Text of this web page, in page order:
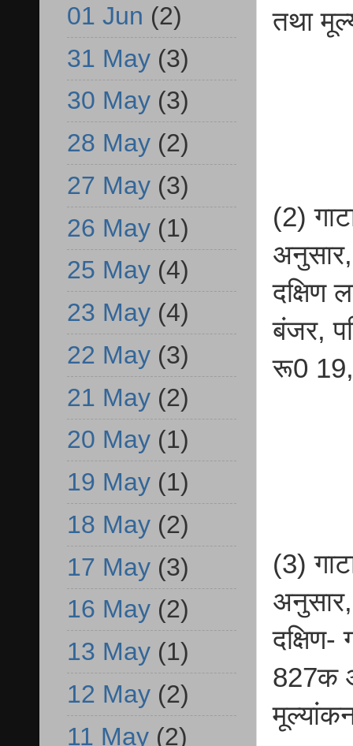
तथा
(2)
अनुसार,
दक्षिण
बंजर,
रू0
(3)
अनुसार,
827क
01 Jun (2)
31 May (3)
30 May (3)
28 May (2)
27 May (3)
26 May (1)
25 May (4)
23 May (4)
22 May (3)
21 May (2)
20 May (1)
19 May (1)
18 May (2)
17 May (3)
16 May (2)
13 May (1)
12 May (2)
11 May (2)